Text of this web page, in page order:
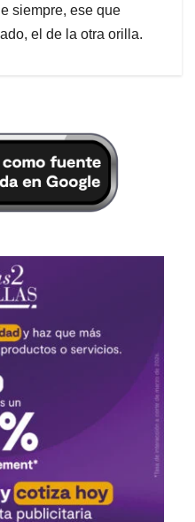
siempre, ese que
el de la otra orilla.